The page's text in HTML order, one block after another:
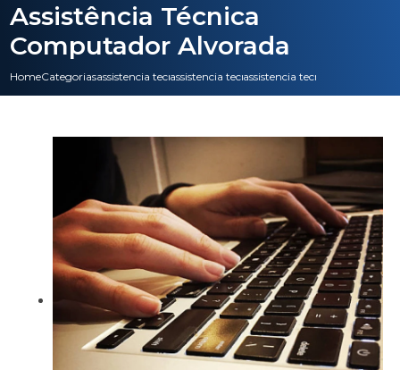
HomeCategoriasassistencia tecnicaassistencia tecnica notebook
assistencia tecnica
Assistência Técnica
Computador Alvorada